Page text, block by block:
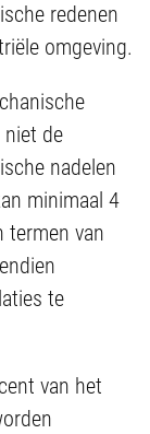
redenen
omgeving.
niet de
nadelen
minimaal 4
termen van
te
van het